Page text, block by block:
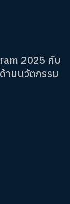
2025 กับ
านนวัตกรรม